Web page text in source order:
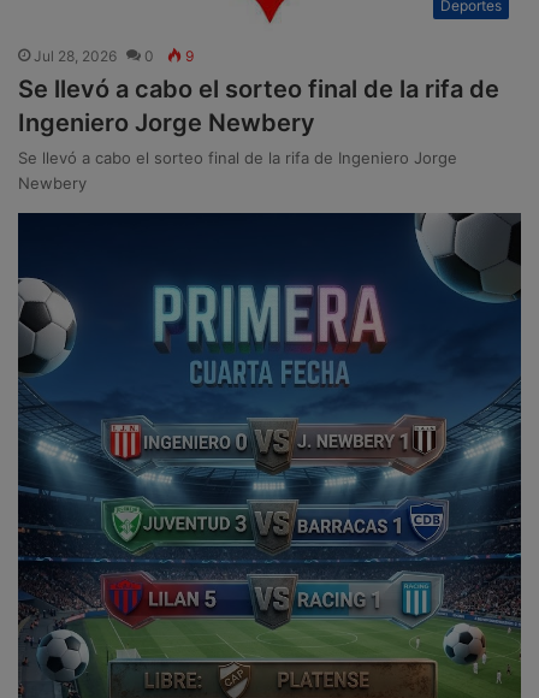
Deportes
Jul 28, 2026 0 9
Se llevó a cabo el sorteo final de la rifa de
Ingeniero Jorge Newbery
Se llevó a cabo el sorteo final de la rifa de Ingeniero Jorge
Newbery